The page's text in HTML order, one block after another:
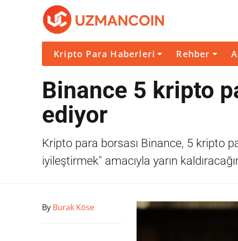
Kripto Para Haberleri Rehber
Binance 5 kripto
ediyor
Kripto para borsası Binance, 5 kripto
iyileştirmek" amacıyla yarın
By Burak Köse